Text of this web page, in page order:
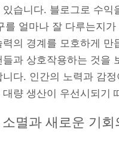
습니다. 블로그로 수익
를 얼마나 잘 다루는지
력의 경계를 모호하게 만
들과 상호작용하는 것을
니다. 인간의 노력과 감
대량 생산이 우선시되기
멸과 새로운 기회